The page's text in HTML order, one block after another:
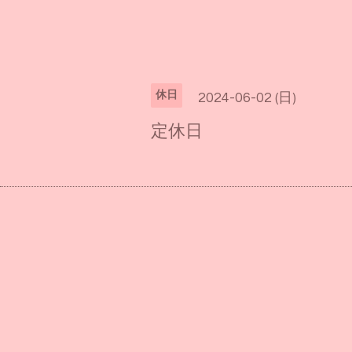
休日 2024-06-02 (日)
定休日